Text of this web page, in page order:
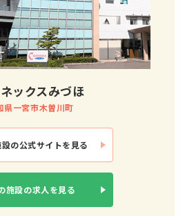
ックスみづほ
県一宮市木曽川町
設の公式サイトを見る
施設の求人を見る